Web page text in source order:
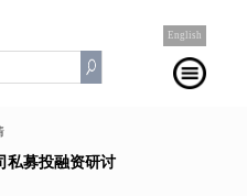
English
私募投融资研讨